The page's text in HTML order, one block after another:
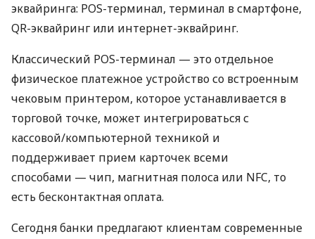
эквайринга: POS-терминал, терминал в смартфоне,
QR-эквайринг или интернет-эквайринг.
Классический POS-терминал — это отдельное
физическое платежное устройство со встроенным
чековым принтером, которое устанавливается в
торговой точке, может интегрироваться с
кассовой/компьютерной техникой и
поддерживает прием карточек всеми
способами — чип, магнитная полоса или NFC, то
есть бесконтактная оплата.
Сегодня банки предлагают клиентам современные